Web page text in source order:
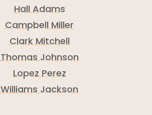
Hall Adams
Campbell Miller
Clark Mitchell
Thomas Johnson
Lopez Perez
Williams Jackson